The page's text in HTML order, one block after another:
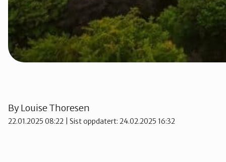
ByLouise Thoresen
22.01.2025 08:22 | Sist oppdatert: 24.02.2025 16:32